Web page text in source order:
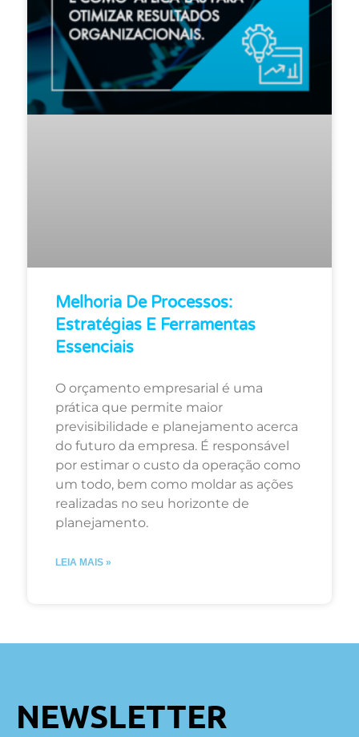
Melhoria De Processos:
Estratégias E Ferramentas
Essenciais
O orçamento empresarial é uma
prática que permite maior
previsibilidade e planejamento acerca
do futuro da empresa. É responsável
por estimar o custo da operação como
um todo, bem como moldar as ações
realizadas no seu horizonte de
planejamento.
LEIA MAIS »
NEWSLETTER